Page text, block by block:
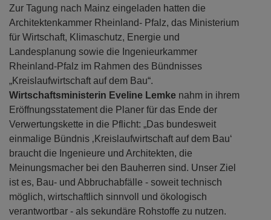
Zur Tagung nach Mainz eingeladen hatten die
Architektenkammer Rheinland- Pfalz, das Ministerium
für Wirtschaft, Klimaschutz, Energie und
Landesplanung sowie die Ingenieurkammer
Rheinland-Pfalz im Rahmen des Bündnisses
„Kreislaufwirtschaft auf dem Bau“.
Wirtschaftsministerin Eveline Lemke nahm in ihrem
Eröffnungsstatement die Planer für das Ende der
Verwertungskette in die Pflicht: „Das bundesweit
einmalige Bündnis ‚Kreislaufwirtschaft auf dem Bau‘
braucht die Ingenieure und Architekten, die
Meinungsmacher bei den Bauherren sind. Unser Ziel
ist es, Bau- und Abbruchabfälle - soweit technisch
möglich, wirtschaftlich sinnvoll und ökologisch
verantwortbar - als sekundäre Rohstoffe zu nutzen.